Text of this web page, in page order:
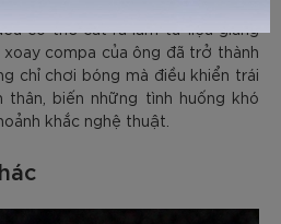
có thể cắt ra làm tư liệu giảng
compa của ông đã trở thành
chỉ chơi bóng mà điều khiển trái
biến những tình huống khó
khắc nghệ thuật.